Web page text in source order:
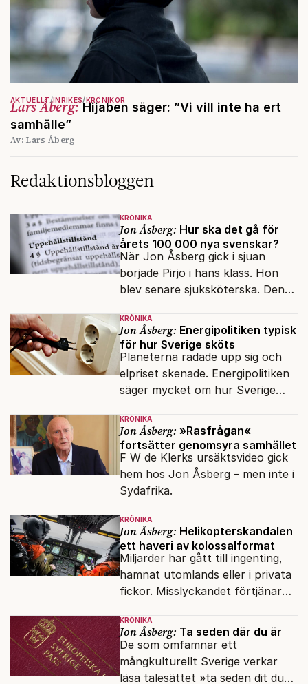
Lars Åberg:Hijaben säger: ”Vi vill inte ha ert
samhälle”
AKTUELLT INRIKES KRÖNIKOR
Av: Lars Åberg
Redaktionsbloggen
KRÖNIKA
Jon Åsberg: Hur ska det gå för
årets 100 000 nya svenskar?
När Jon Åsberg gick i sjuan
började Pirjo i hans klass. Hon
blev senare sjuksköterska. Den
för många av dagens nya
svenskar.
KRÖNIKA
Jon Åsberg: Energipolitiken typisk
för hur Sverige sköts
Planeterna radade upp sig och
elpriset skenade. Energipolitiken
säger mycket om hur Sverige
KRÖNIKA
Jon Åsberg: »Rasfrågan«
fortsätter genomsyra samhället
F W de Klerks ursäktsvideo gick
hem hos Jon Åsberg – men inte i
Sydafrika.
KRÖNIKA
Jon Åsberg: Helikopterskandalen
ett haveri av kolossalformat
Miljarder har gått till ingenting,
hamnat utomlands eller i privata
fickor. Misslyckandet förtjänar
KRÖNIKA
Jon Åsberg: Ta seden där du är
De som omfamnar ett
mångkulturellt Sverige verkar
läsa talesättet »ta seden dit du